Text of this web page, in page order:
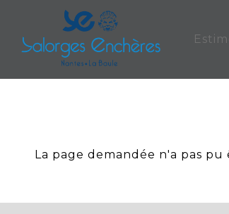
La page demandée n'a pas
Panneau de gestion des cookies